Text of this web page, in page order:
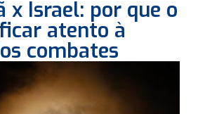
x Israel: por que o
atento à
combates